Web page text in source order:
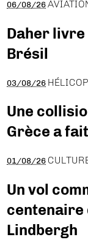
06/08/26
Daher livre
Brésil
03/08/26
Une
Grèce a
01/08/26
Un vol
centenaire
Lindbergh